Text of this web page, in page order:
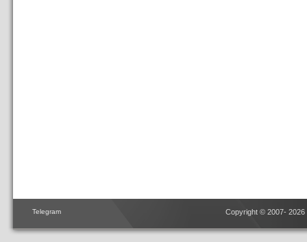
Telegram Copyright © 2007- 2026